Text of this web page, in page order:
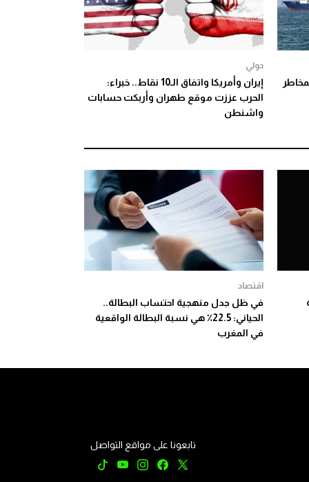
لمخاطر
دولي
إيران وأمريكا واتفاق الـ10 نقاط.. خبراء:
الحرب عززت موقع طهران وأربكت حسابات
واشنطن
اقتصاد
في ظل جدل منهجية احتساب البطالة..
الحياني: 22.5٪ هي نسبة البطالة الواقعية
في المغرب
تابعونا على مواقع التواصل